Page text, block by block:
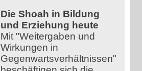
Die Shoah in Bildung
und Erziehung heute
Mit "Weitergaben und
Wirkungen in
Gegenwartsverhältnissen"